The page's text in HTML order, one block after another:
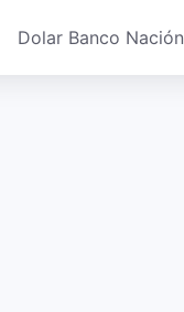
Dolar Banco Nación